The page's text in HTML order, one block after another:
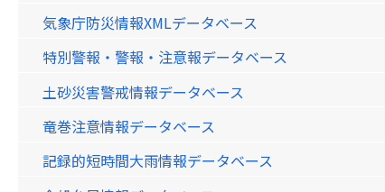
気象庁防災情報XMLデータベース
特別警報・警報・注意報データベース
土砂災害警戒情報データベース
竜巻注意情報データベース
記録的短時間大雨情報データベース